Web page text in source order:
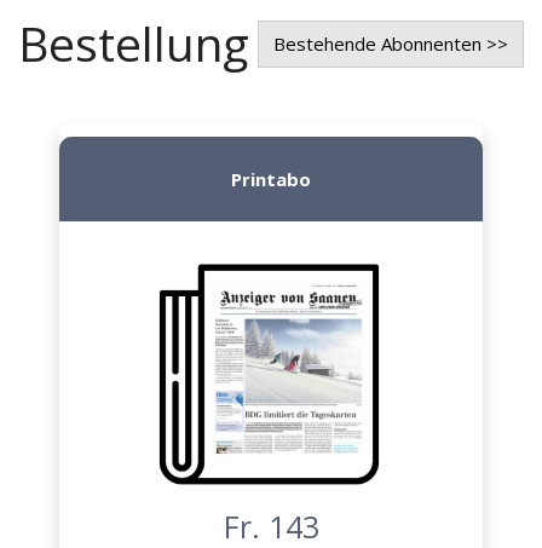
Bestellung Bestehende Abonnenten >>
Printabo
Fr. 143